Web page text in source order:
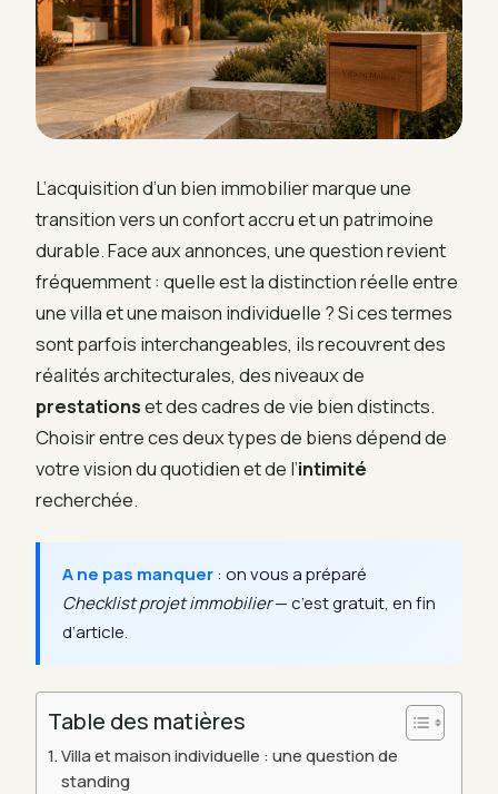
L’acquisition d’un bien immobilier marque une
transition vers un confort accru et un patrimoine
durable. Face aux annonces, une question revient
fréquemment : quelle est la distinction réelle entre
une villa et une maison individuelle ? Si ces termes
sont parfois interchangeables, ils recouvrent des
réalités architecturales, des niveaux de
prestationset des cadres de vie bien distincts.
Choisir entre ces deux types de biens dépend de
votre vision du quotidien et de l’intimité
recherchée.
A ne pas manquer: on vous a préparé
Checklist projet immobilier— c’est gratuit, en fin
d’article.
Table des matières
Villa et maison individuelle : une question de
standing